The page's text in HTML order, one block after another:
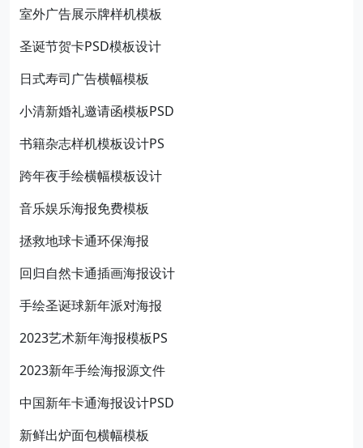
室外广告展示牌样机模板
圣诞节贺卡PSD模板设计
日式寿司广告横幅模板
小清新婚礼邀请函模板PSD
书籍杂志样机模板设计PS
跨年夜手绘横幅模板设计
音乐娱乐海报免费模板
拯救地球卡通环保海报
回归自然卡通插画海报设计
手绘圣诞球新年派对海报
2023艺术新年海报模板PS
2023新年手绘海报源文件
中国新年卡通海报设计PSD
新鲜出炉面包横幅模板